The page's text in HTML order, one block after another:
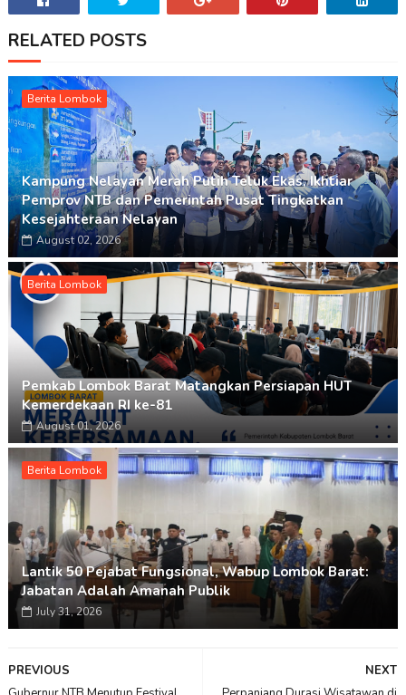
RELATED POSTS
Berita Lombok
Kampung Nelayan Merah Putih Teluk Ekas, Ikhtiar
Pemprov NTB dan Pemerintah Pusat Tingkatkan
Kesejahteraan Nelayan
August 02, 2026
Berita Lombok
Pemkab Lombok Barat Matangkan Persiapan HUT
Kemerdekaan RI ke-81
August 01, 2026
Berita Lombok
Lantik 50 Pejabat Fungsional, Wabup Lombok Barat:
Jabatan Adalah Amanah Publik
July 31, 2026
NEXT
PREVIOUS